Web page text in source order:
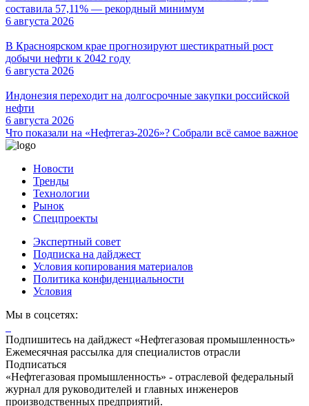
составила 57,11% — рекордный минимум
6 августа 2026
В Красноярском крае прогнозируют шестикратный рост
добычи нефти к 2042 году
6 августа 2026
Индонезия переходит на долгосрочные закупки российской
нефти
6 августа 2026
Что показали на «Нефтегаз-2026»? Собрали всё самое важное
Новости
Тренды
Технологии
Рынок
Спецпроекты
Экспертный совет
Подписка на дайджест
Условия копирования материалов
Политика конфиденциальности
Условия
Мы в соцсетях:
Подпишитесь на дайджест «Нефтегазовая промышленность»
Ежемесячная рассылка для специалистов отрасли
Подписаться
«Нефтегазовая промышленность» - отраслевой федеральный
журнал для руководителей и главных инженеров
производственных предприятий.